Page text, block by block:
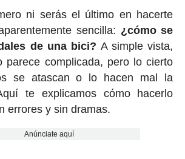
ni serás el último en hacerte
sencilla: ¿cómo se
de una bici? A simple vista,
parece complicada, pero lo cierto
se atascan o lo hacen mal la
te explicamos cómo hacerlo
errores y sin dramas.
Anúnciate aquí